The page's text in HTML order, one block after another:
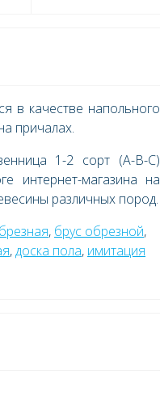
в качестве напольного
причалах.
1-2 сорт (А-В-С)
интернет-магазина на
различных пород.
, брус обрезной,
,доска пола, имитация